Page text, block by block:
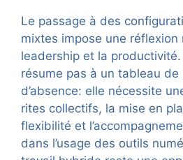
Le passage à des
mixtes impose une réflexion
leadership et la productivité.
résume pas à un tableau de
d’absence: elle nécessite
rites collectifs, la mise en
flexibilité et
dans l’usage des outils